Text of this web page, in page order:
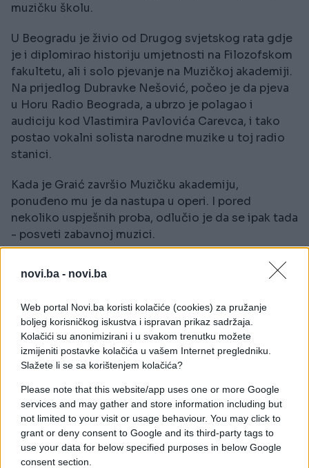
novi.ba - novi.ba
Web portal Novi.ba koristi kolačiće (cookies) za pružanje
boljeg korisničkog iskustva i ispravan prikaz sadržaja.
Kolačići su anonimizirani i u svakom trenutku možete
izmijeniti postavke kolačića u vašem Internet pregledniku.
Slažete li se sa korištenjem kolačića?
Please note that this website/app uses one or more Google
services and may gather and store information including but
not limited to your visit or usage behaviour. You may click to
grant or deny consent to Google and its third-party tags to
use your data for below specified purposes in below Google
consent section.
muzičku školu.
U Beogradu je živio od Drugog svjetskog rata gdje
je i diplomirao historiju umjetnosti na Filozofskom
fakultetu, ali i solo pjevanje na Muzičkoj akademiji.
Na prijedlog Dubravke Nešović, počeo je da pjeva
u Horu Radio Beograda, a ubrzo je polagao i
audiciju kod Vlastimira Pavlovića Carevca, i tako
postao vokalni solista narodne muzike u toj radio
stanici.
Kada je Graić završio Muzičku akademiju,
ponuđeno mu je da nastupa u operi. I pored
nekoliko uspješnih proba, odlučio je da se ipak tada
- posveti zabavnoj muzici.
Iako je najviše stvarao za vokalne soliste narodne
muzike, bio je veoma uspješan i kao kompozitor
Dobitnik je mnogobrojnih nagrada i priznanja za
vokalno izvođenje i za kompozitorski rad.
Radoslav Graić, osim što je bio pjevač, kompozitor,
nekadašnji je muzički urednik Televizije Beograd.
Uređivao je mnoge značajne emisije i serije, sve do
odlaska u penziju.
Njegova pjesma "Mito, bekrijo" koju je proslavila